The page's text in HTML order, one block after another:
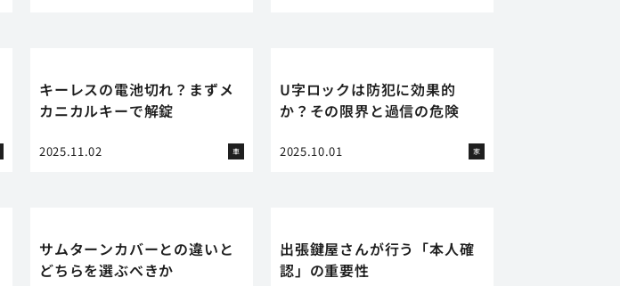
キーレスの電池切れ？まずメ
カニカルキーで解錠
2025.11.02 車
U字ロックは防犯に効果的
か？その限界と過信の危険
2025.10.01 家
サムターンカバーとの違いと
どちらを選ぶべきか
出張鍵屋さんが行う「本人確
認」の重要性